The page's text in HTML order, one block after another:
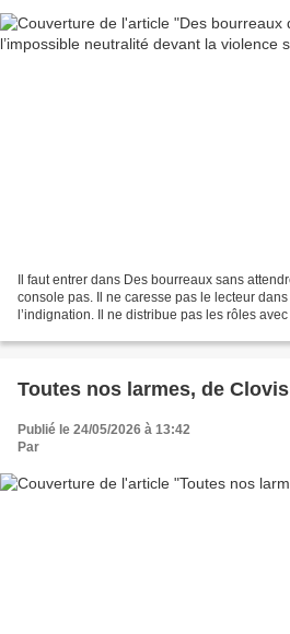
Il faut entrer dans Des bourreaux sans
console pas. Il ne caresse pas le lecteur
l’indignation. Il ne distribue pas les rôles
Toutes nos larmes, de
Publié le 24/05/2026 à 13:42
Par